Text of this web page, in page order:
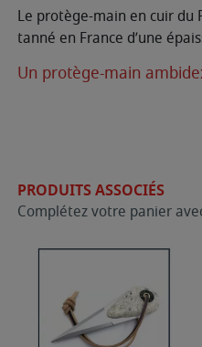
Le protège-main en cuir du
tanné en France d’une
Un protège-main
PRODUITS ASSOCIÉS
Complétez votre panier